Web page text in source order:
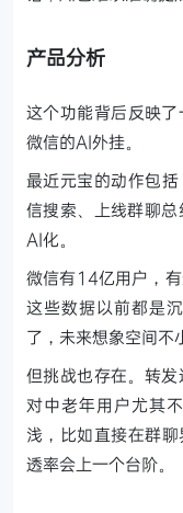
产品分析
这个功能背后反映
微信的AI外挂。
最近元宝的动作包
信搜索、上线群聊
AI化。
微信有14亿用户，
这些数据以前都是
了，未来想象空间不
但挑战也存在。转发
对中老年用户尤其
浅，比如直接在群
透率会上一个台阶。